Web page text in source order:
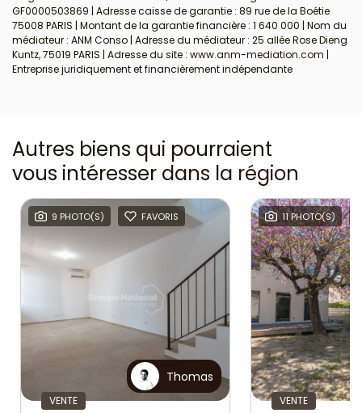
GF0000503869 | Adresse caisse de garantie : 89 rue de la Boétie
75008 PARIS | Montant de la garantie financière : 1 640 000 | Nom du
médiateur : ANM Conso | Adresse du médiateur : 25 allée Rose Dieng
Kuntz, 75019 PARIS | Adresse du site : www.anm-mediation.com |
Entreprise juridiquement et financièrement indépendante
Autres biens qui pourraient
vous intéresser dans la région
9 PHOTO(S) FAVORIS
Thomas
VENTE
11 PHOTO(S)
VENTE